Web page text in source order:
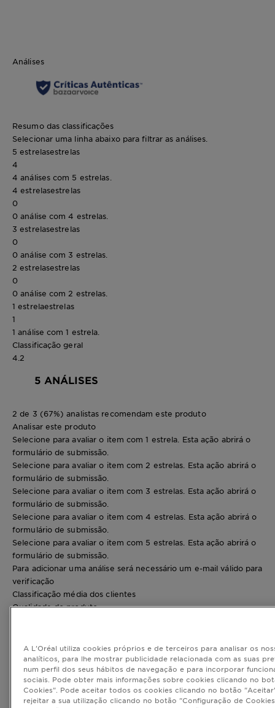
Análises
Resumo das classificações
Selecionar uma linha abaixo para filtrar as análises.
5 estrelasestrelas
4
4 análises com 5 estrelas.
4 estrelasestrelas
0
0 análise com 4 estrelas.
3 estrelasestrelas
0
0 análise com 3 estrelas.
2 estrelasestrelas
0
0 análise com 2 estrelas.
1 estrelaestrelas
1
1 análise com 1 estrela.
Classificação geral
4.2
5 ANÁLISES
2 de 3 (67%) analistas recomendam este produto
Analisar este produto
Selecione para avaliar o item com 1 estrela. Esta ação abrirá o
formulário de submissão.
Selecione para avaliar o item com 2 estrelas. Esta ação abrirá o
formulário de submissão.
Selecione para avaliar o item com 3 estrelas. Esta ação abrirá o
formulário de submissão.
Selecione para avaliar o item com 4 estrelas. Esta ação abrirá o
formulário de submissão.
Selecione para avaliar o item com 5 estrelas. Esta ação abrirá o
formulário de submissão.
Para adicionar uma análise será necessário um e-mail válido para
verificação
Classificação média dos clientes
Qualidade do produto
Valor do produto
Valor do produto, 4.0 em 5
4.0
Análise favorável mais útil
5 em 5 estrelas.
A L'Oréal utiliza cookies próprios e de terceiros para analisar os
analíticos, para lhe mostrar publicidade relacionada com as suas
num perfil dos seus hábitos de navegação e para incorporar
sociais. Pode obter mais informações sobre cookies clicando no
Cookies". Pode aceitar todos os cookies clicando no botão
rejeitar a sua utilização clicando no botão "Configuração de